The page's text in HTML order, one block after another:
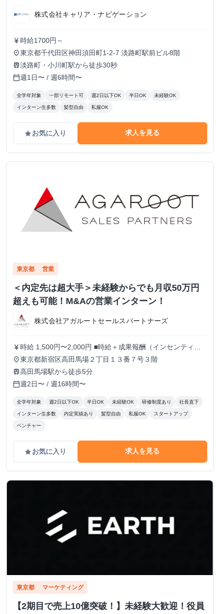
株式会社キャリア・ナビゲーション
currency_yen 時給1700円～
place東京都千代田区神田須田町1-2-7 淡路町駅前ビル8階
train淡路町・小川町駅から徒歩30秒
calendar_today週1日〜 / 週6時間〜
全学年対象 一部リモート可 週2日以下OK 半日OK 未経験OK
インターン生多数 髪型自由 私服OK
gradeお気に入り 求人を見る
東京都 営業
＜内定先は超大手＞未経験からでも月収50万円
超えも可能！M&Aの営業インターン！
株式会社アガルートセールスパートナーズ
currency_yen 時給 1,500円〜2,000円 ■時給＋成果報酬（インセンティ
ブ）制度 現在最高時給2000円。 また、アポイント獲得1件
毎に5,000〜20,000円を支給いたします。 上限はないため結
果を出した分だけ還元されます！ ※時給や成果報酬は役職
や在籍期間に応じて変動
place東京都新宿区高田馬場２丁目１３番７号３階
train高田馬場駅から徒歩5分
calendar_today週2日〜 / 週16時間〜
全学年対象 週2日以下OK 半日OK 未経験OK 研修制度あり 社長直下
インターン生多数 内定実績あり 髪型自由 私服OK スタートアップ
ベンチャー
gradeお気に入り 求人を見る
東京都 マーケティング
【2期目で売上10億突破！】未経験大歓迎！役員